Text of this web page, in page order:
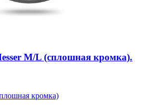
M/L (сплошная кромка).
кромка)